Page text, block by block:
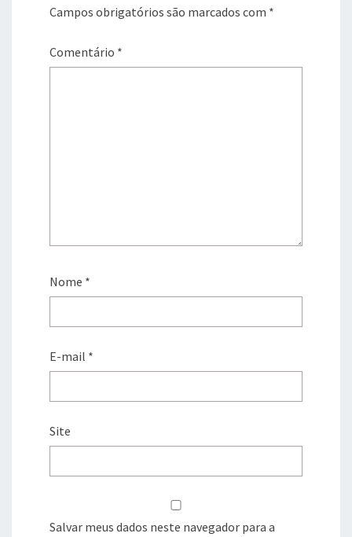
Campos obrigatórios são marcados com *
Comentário *
Nome *
E-mail *
Site
Salvar meus dados neste navegador para a